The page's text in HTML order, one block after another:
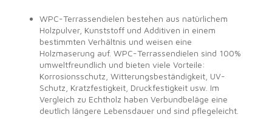
WPC-Terrassendielen bestehen aus natürlichem
Holzpulver, Kunststoff und Additiven in einem
bestimmten Verhältnis und weisen eine
Holzmaserung auf. WPC-Terrassendielen sind 100%
umweltfreundlich und bieten viele Vorteile:
Korrosionsschutz, Witterungsbeständigkeit, UV-
Schutz, Kratzfestigkeit, Druckfestigkeit usw. Im
Vergleich zu Echtholz haben Verbundbeläge eine
deutlich längere Lebensdauer und sind pflegeleicht.